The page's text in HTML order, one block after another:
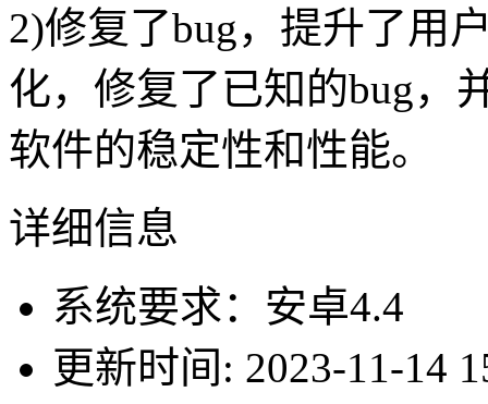
2)修复了bug，提升了用
化，修复了已知的bug，
软件的稳定性和性能。
详细信息
系统要求：安卓4.4
更新时间: 2023-11-14